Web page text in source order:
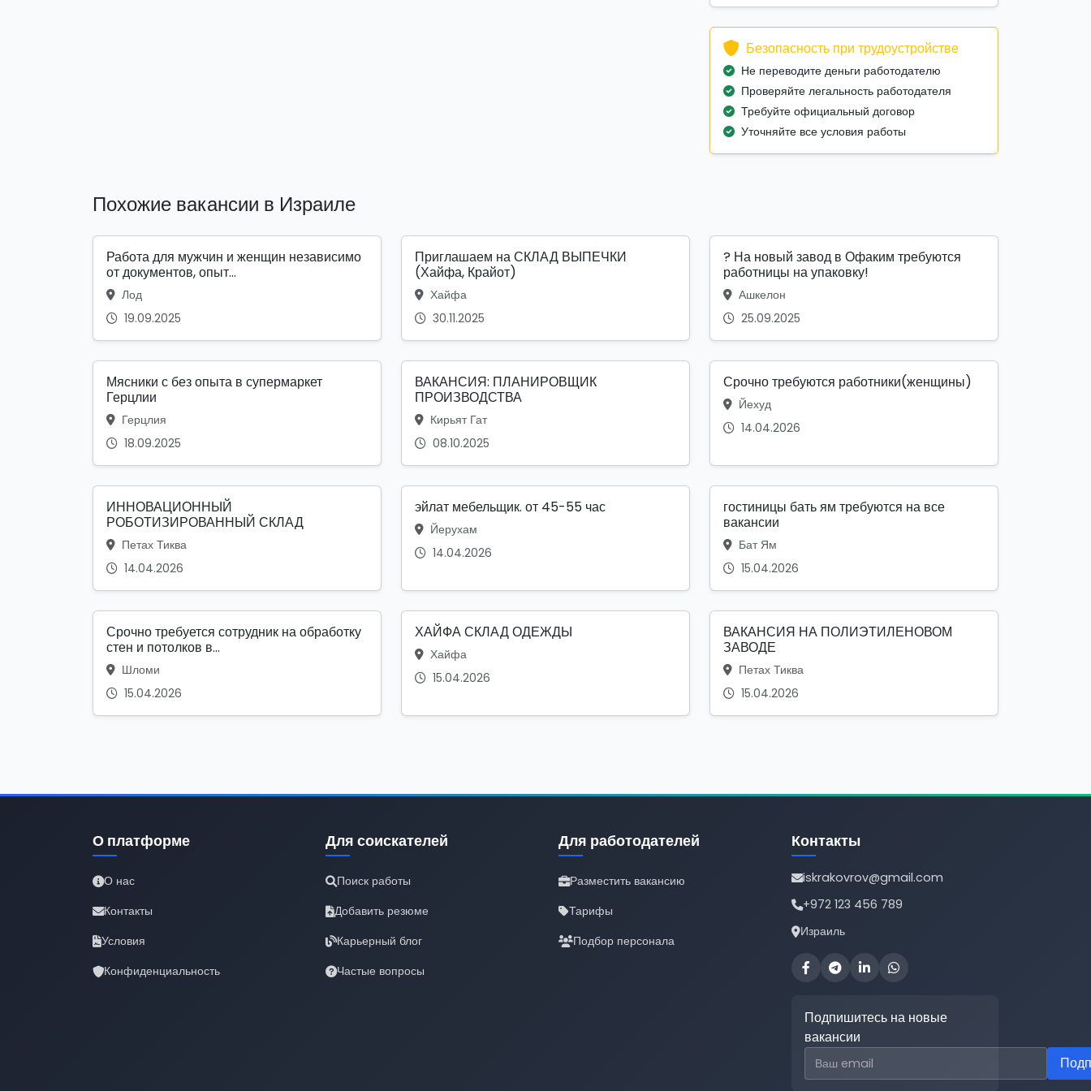
Безопасность при трудоустройстве
Не переводите деньги работодателю
Проверяйте легальность работодателя
Требуйте официальный договор
Уточняйте все условия работы
Похожие вакансии в Израиле
Работа для мужчин и женщин независимо
от документов, опыт...
Лод
19.09.2025
Приглашаем на СКЛАД ВЫПЕЧКИ
(Хайфа, Крайот)
Хайфа
30.11.2025
? На новый завод в Офаким требуются
работницы на упаковку!
Ашкелон
25.09.2025
Мясники с без опыта в супермаркет
Герцлии
Герцлия
18.09.2025
ВАКАНСИЯ: ПЛАНИРОВЩИК
ПРОИЗВОДСТВА
Кирьят Гат
08.10.2025
Срочно требуются работники(женщины)
Йехуд
14.04.2026
ИННОВАЦИОННЫЙ
РОБОТИЗИРОВАННЫЙ СКЛАД
Петах Тиква
14.04.2026
эйлат мебельщик. от 45-55 час
Йерухам
14.04.2026
гостиницы бать ям требуются на все
вакансии
Бат Ям
15.04.2026
Срочно требуется сотрудник на обработку
стен и потолков в...
Шломи
15.04.2026
ХАЙФА СКЛАД ОДЕЖДЫ
Хайфа
15.04.2026
ВАКАНСИЯ НА ПОЛИЭТИЛЕНОВОМ
ЗАВОДЕ
Петах Тиква
15.04.2026
О платформе
О нас
Контакты
Условия
Конфиденциальность
Для соискателей
Поиск работы
Добавить резюме
Карьерный блог
Частые вопросы
Для работодателей
Разместить вакансию
Тарифы
Подбор персонала
Контакты
iskrakovrov@gmail.com
+972 123 456 789
Израиль
Подпишитесь на новые
вакансии
Email для подписки